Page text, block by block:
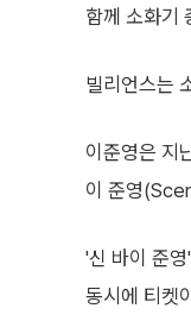
함께 소화기
빌리언스는
이준영은 지
이 준영
'신 바이 준
동시에 티켓